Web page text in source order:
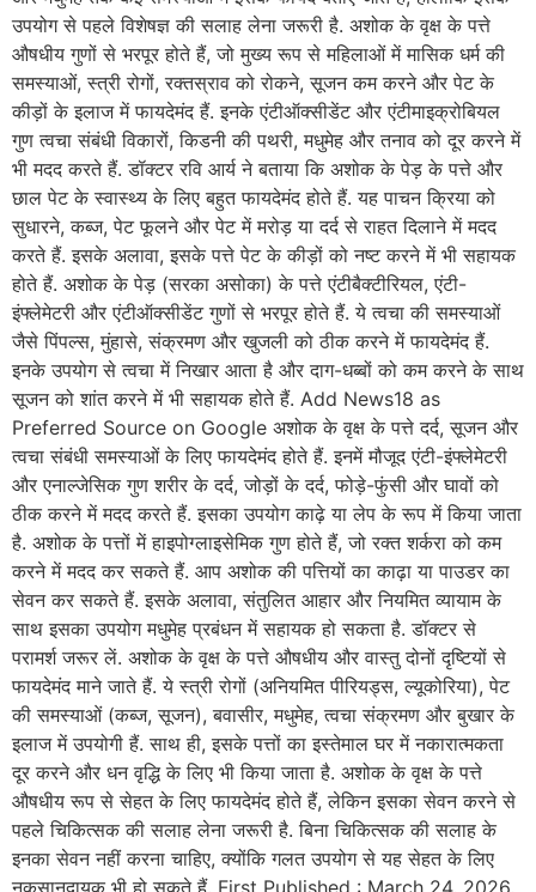
उपयोग से पहले विशेषज्ञ की सलाह लेना जरूरी है. अशोक के वृक्ष के पत्ते
औषधीय गुणों से भरपूर होते हैं, जो मुख्य रूप से महिलाओं में मासिक धर्म की
समस्याओं, स्त्री रोगों, रक्तस्राव को रोकने, सूजन कम करने और पेट के
कीड़ों के इलाज में फायदेमंद हैं. इनके एंटीऑक्सीडेंट और एंटीमाइक्रोबियल
गुण त्वचा संबंधी विकारों, किडनी की पथरी, मधुमेह और तनाव को दूर करने में
भी मदद करते हैं. डॉक्टर रवि आर्य ने बताया कि अशोक के पेड़ के पत्ते और
छाल पेट के स्वास्थ्य के लिए बहुत फायदेमंद होते हैं. यह पाचन क्रिया को
सुधारने, कब्ज, पेट फूलने और पेट में मरोड़ या दर्द से राहत दिलाने में मदद
करते हैं. इसके अलावा, इसके पत्ते पेट के कीड़ों को नष्ट करने में भी सहायक
होते हैं. अशोक के पेड़ (सरका असोका) के पत्ते एंटीबैक्टीरियल, एंटी-
इंफ्लेमेटरी और एंटीऑक्सीडेंट गुणों से भरपूर होते हैं. ये त्वचा की समस्याओं
जैसे पिंपल्स, मुंहासे, संक्रमण और खुजली को ठीक करने में फायदेमंद हैं.
इनके उपयोग से त्वचा में निखार आता है और दाग-धब्बों को कम करने के साथ
सूजन को शांत करने में भी सहायक होते हैं. Add News18 as
Preferred Source on Google अशोक के वृक्ष के पत्ते दर्द, सूजन और
त्वचा संबंधी समस्याओं के लिए फायदेमंद होते हैं. इनमें मौजूद एंटी-इंफ्लेमेटरी
और एनाल्जेसिक गुण शरीर के दर्द, जोड़ों के दर्द, फोड़े-फुंसी और घावों को
ठीक करने में मदद करते हैं. इसका उपयोग काढ़े या लेप के रूप में किया जाता
है. अशोक के पत्तों में हाइपोग्लाइसेमिक गुण होते हैं, जो रक्त शर्करा को कम
करने में मदद कर सकते हैं. आप अशोक की पत्तियों का काढ़ा या पाउडर का
सेवन कर सकते हैं. इसके अलावा, संतुलित आहार और नियमित व्यायाम के
साथ इसका उपयोग मधुमेह प्रबंधन में सहायक हो सकता है. डॉक्टर से
परामर्श जरूर लें. अशोक के वृक्ष के पत्ते औषधीय और वास्तु दोनों दृष्टियों से
फायदेमंद माने जाते हैं. ये स्त्री रोगों (अनियमित पीरियड्स, ल्यूकोरिया), पेट
की समस्याओं (कब्ज, सूजन), बवासीर, मधुमेह, त्वचा संक्रमण और बुखार के
इलाज में उपयोगी हैं. साथ ही, इसके पत्तों का इस्तेमाल घर में नकारात्मकता
दूर करने और धन वृद्धि के लिए भी किया जाता है. अशोक के वृक्ष के पत्ते
औषधीय रूप से सेहत के लिए फायदेमंद होते हैं, लेकिन इसका सेवन करने से
पहले चिकित्सक की सलाह लेना जरूरी है. बिना चिकित्सक की सलाह के
इनका सेवन नहीं करना चाहिए, क्योंकि गलत उपयोग से यह सेहत के लिए
नुकसानदायक भी हो सकते हैं. First Published : March 24, 2026,